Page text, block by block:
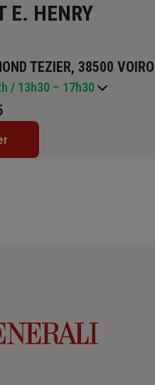
E. HENRY
TEZIER, 38500
Ouvert 09h – 12h / 13h30 – 17h30
/ 13h30 – 17h30